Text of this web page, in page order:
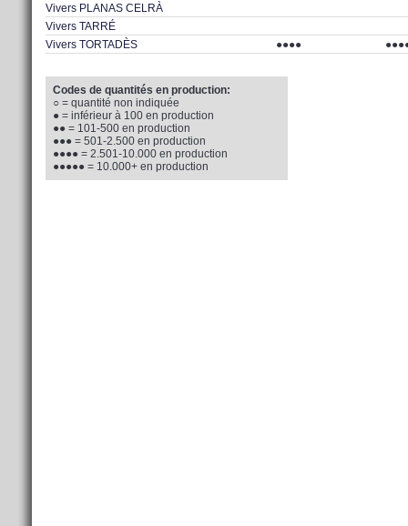
Vivers PLANAS CELRÀ
Vivers TARRÉ
Vivers TORTADÈS
●●●●
Codes de quantités en production:
○ = quantité non indiquée
● = inférieur à 100 en production
●● = 101-500 en production
●●● = 501-2.500 en production
●●●● = 2.501-10.000 en production
●●●●● = 10.000+ en production